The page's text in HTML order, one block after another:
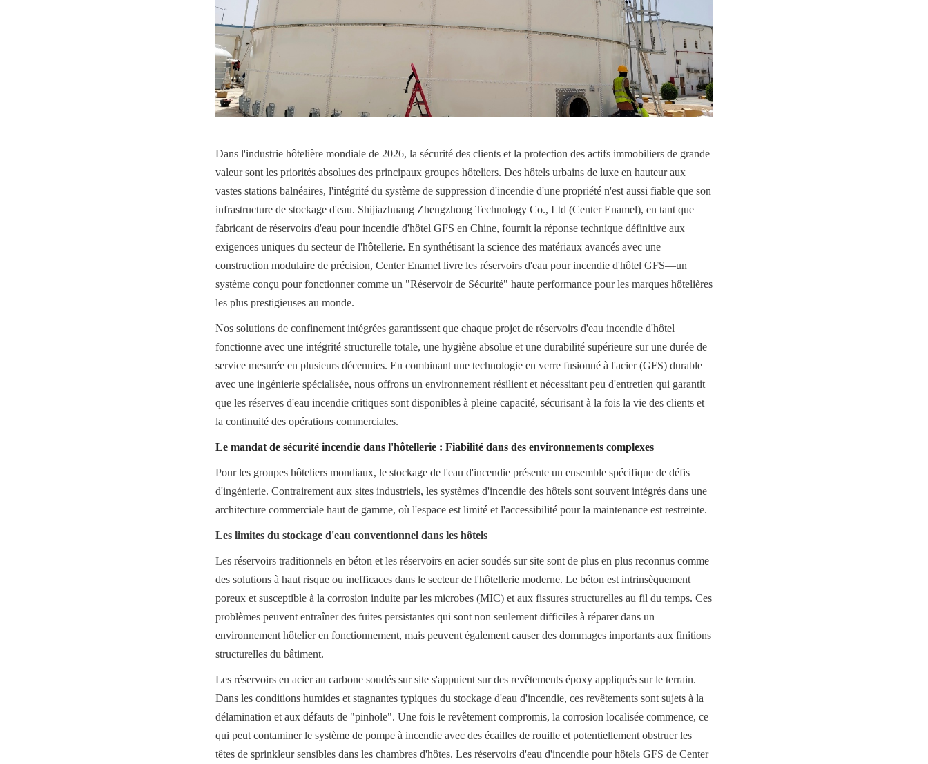
Dans l'industrie hôtelière mondiale de 2026, la sécurité des clients et la protection des actifs immobiliers de grande
valeur sont les priorités absolues des principaux groupes hôteliers. Des hôtels urbains de luxe en hauteur aux
vastes stations balnéaires, l'intégrité du système de suppression d'incendie d'une propriété n'est aussi fiable que son
infrastructure de stockage d'eau. Shijiazhuang Zhengzhong Technology Co., Ltd (Center Enamel), en tant que
fabricant de réservoirs d'eau pour incendie d'hôtel GFS en Chine, fournit la réponse technique définitive aux
exigences uniques du secteur de l'hôtellerie. En synthétisant la science des matériaux avancés avec une
construction modulaire de précision, Center Enamel livre les réservoirs d'eau pour incendie d'hôtel GFS—un
système conçu pour fonctionner comme un "Réservoir de Sécurité" haute performance pour les marques hôtelières
les plus prestigieuses au monde.
Nos solutions de confinement intégrées garantissent que chaque projet de réservoirs d'eau incendie d'hôtel
fonctionne avec une intégrité structurelle totale, une hygiène absolue et une durabilité supérieure sur une durée de
service mesurée en plusieurs décennies. En combinant une technologie en verre fusionné à l'acier (GFS) durable
avec une ingénierie spécialisée, nous offrons un environnement résilient et nécessitant peu d'entretien qui garantit
que les réserves d'eau incendie critiques sont disponibles à pleine capacité, sécurisant à la fois la vie des clients et
la continuité des opérations commerciales.
Le mandat de sécurité incendie dans l'hôtellerie : Fiabilité dans des environnements complexes
Pour les groupes hôteliers mondiaux, le stockage de l'eau d'incendie présente un ensemble spécifique de défis
d'ingénierie. Contrairement aux sites industriels, les systèmes d'incendie des hôtels sont souvent intégrés dans une
architecture commerciale haut de gamme, où l'espace est limité et l'accessibilité pour la maintenance est restreinte.
Les limites du stockage d'eau conventionnel dans les hôtels
Les réservoirs traditionnels en béton et les réservoirs en acier soudés sur site sont de plus en plus reconnus comme
des solutions à haut risque ou inefficaces dans le secteur de l'hôtellerie moderne. Le béton est intrinsèquement
poreux et susceptible à la corrosion induite par les microbes (MIC) et aux fissures structurelles au fil du temps. Ces
problèmes peuvent entraîner des fuites persistantes qui sont non seulement difficiles à réparer dans un
environnement hôtelier en fonctionnement, mais peuvent également causer des dommages importants aux finitions
structurelles du bâtiment.
Les réservoirs en acier au carbone soudés sur site s'appuient sur des revêtements époxy appliqués sur le terrain.
Dans les conditions humides et stagnantes typiques du stockage d'eau d'incendie, ces revêtements sont sujets à la
délamination et aux défauts de "pinhole". Une fois le revêtement compromis, la corrosion localisée commence, ce
qui peut contaminer le système de pompe à incendie avec des écailles de rouille et potentiellement obstruer les
têtes de sprinkleur sensibles dans les chambres d'hôtes. Les réservoirs d'eau d'incendie pour hôtels GFS de Center